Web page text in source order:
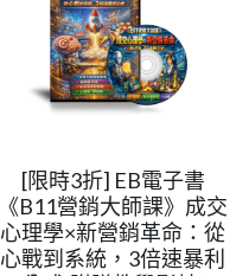
[限時3折] EB電子書
《B11營銷大師課》成交
心理學×新營銷革命：從
心戰到系統，3倍速暴利